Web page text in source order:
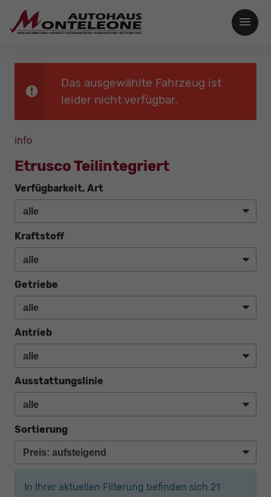
Das ausgewählte Fahrzeug ist
leider nicht verfügbar.
info
Etrusco Teilintegriert
Verfügbarkeit, Art
Kraftstoff
Getriebe
Antrieb
Ausstattungslinie
Sortierung
In Ihrer aktuellen Filterung befinden sich 21